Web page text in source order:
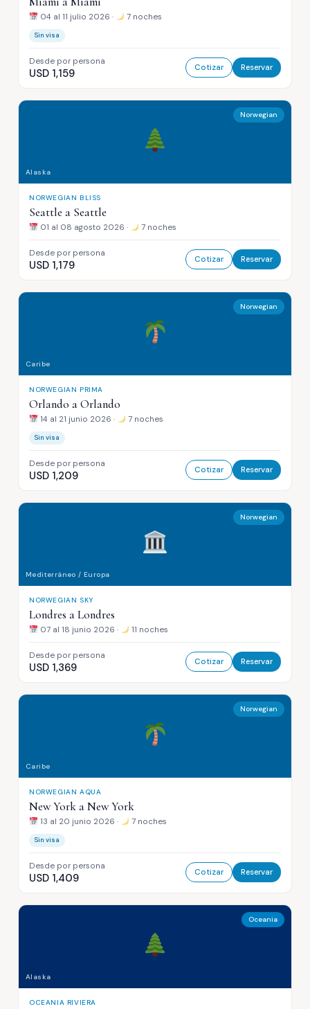
04 al 11 julio 2026 · 7 noches
Sin visa
Desde por persona
USD 1,159 Cotizar Reservar
Alaska
Norwegian
NORWEGIAN BLISS
Seattle a Seattle
01 al 08 agosto 2026 · 7 noches
Desde por persona
USD 1,179 Cotizar Reservar
Caribe
Norwegian
NORWEGIAN PRIMA
Orlando a Orlando
14 al 21 junio 2026 · 7 noches
Sin visa
Desde por persona
USD 1,209 Cotizar Reservar
Mediterráneo / Europa
Norwegian
NORWEGIAN SKY
Londres a Londres
07 al 18 junio 2026 · 11 noches
Desde por persona
USD 1,369 Cotizar Reservar
Caribe
Norwegian
NORWEGIAN AQUA
New York a New York
13 al 20 junio 2026 · 7 noches
Sin visa
Desde por persona
USD 1,409 Cotizar Reservar
Alaska
Oceania
OCEANIA RIVIERA